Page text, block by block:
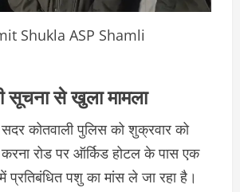
Shukla ASP Shamli
सूचना से खुला मामला
कोतवाली पुलिस को शुक्रवार को
रोड पर ऑर्किड होटल के पास एक
प्रतिबंधित पशु का मांस ले जा रहा है।